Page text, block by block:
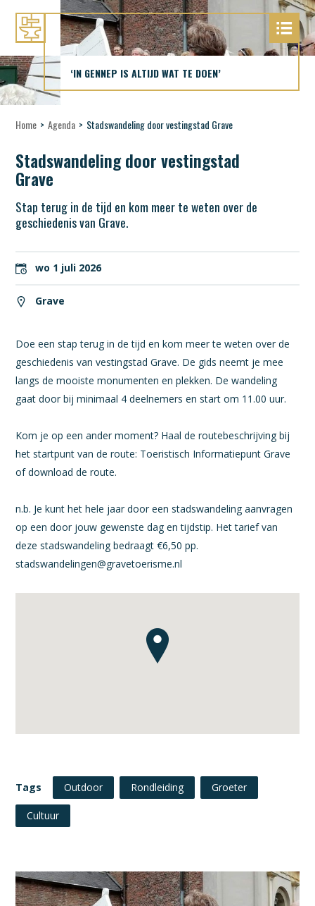
‘IN GENNEP IS ALTIJD WAT TE DOEN’
Home > Agenda > Stadswandeling door vestingstad Grave
Stadswandeling door vestingstad
Grave
Stap terug in de tijd en kom meer te weten over de
geschiedenis van Grave.
wo 1 juli 2026
Grave
Doe een stap terug in de tijd en kom meer te weten over de
geschiedenis van vestingstad Grave. De gids neemt je mee
langs de mooiste monumenten en plekken. De wandeling
gaat door bij minimaal 4 deelnemers en start om 11.00 uur.
Kom je op een ander moment? Haal de routebeschrijving bij
het startpunt van de route: Toeristisch Informatiepunt Grave
of download de route.
n.b. Je kunt het hele jaar door een stadswandeling aanvragen
op een door jouw gewenste dag en tijdstip. Het tarief van
deze stadswandeling bedraagt €6,50 pp.
stadswandelingen@gravetoerisme.nl
Tags Outdoor Rondleiding Groeter
Cultuur